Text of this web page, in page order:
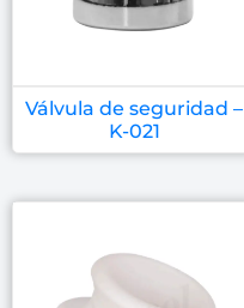
Válvula de seguridad –
K-021